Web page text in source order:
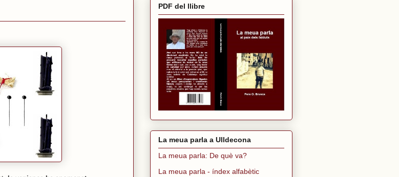
PDF del llibre
La meua parla a Ulldecona
La meua parla: De què va?
La meua parla - índex alfabètic